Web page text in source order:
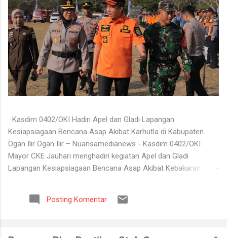
Kasdim 0402/OKI Hadiri Apel dan Gladi Lapangan
Kesiapsiagaan Bencana Asap Akibat Karhutla di Kabupaten
Ogan Ilir Ogan Ilir – Nuansamedianews - Kasdim 0402/OKI
Mayor CKE Jauhari menghadiri kegiatan Apel dan Gladi
Lapangan Kesiapsiagaan Bencana Asap Akibat Kebakaran
yang digelar di Lapangan Upacara Komplek Perkantoran
Terpadu (KPT) Tanjung Senai, Kabupaten Ogan Ilir, Selasa
Posting Komentar